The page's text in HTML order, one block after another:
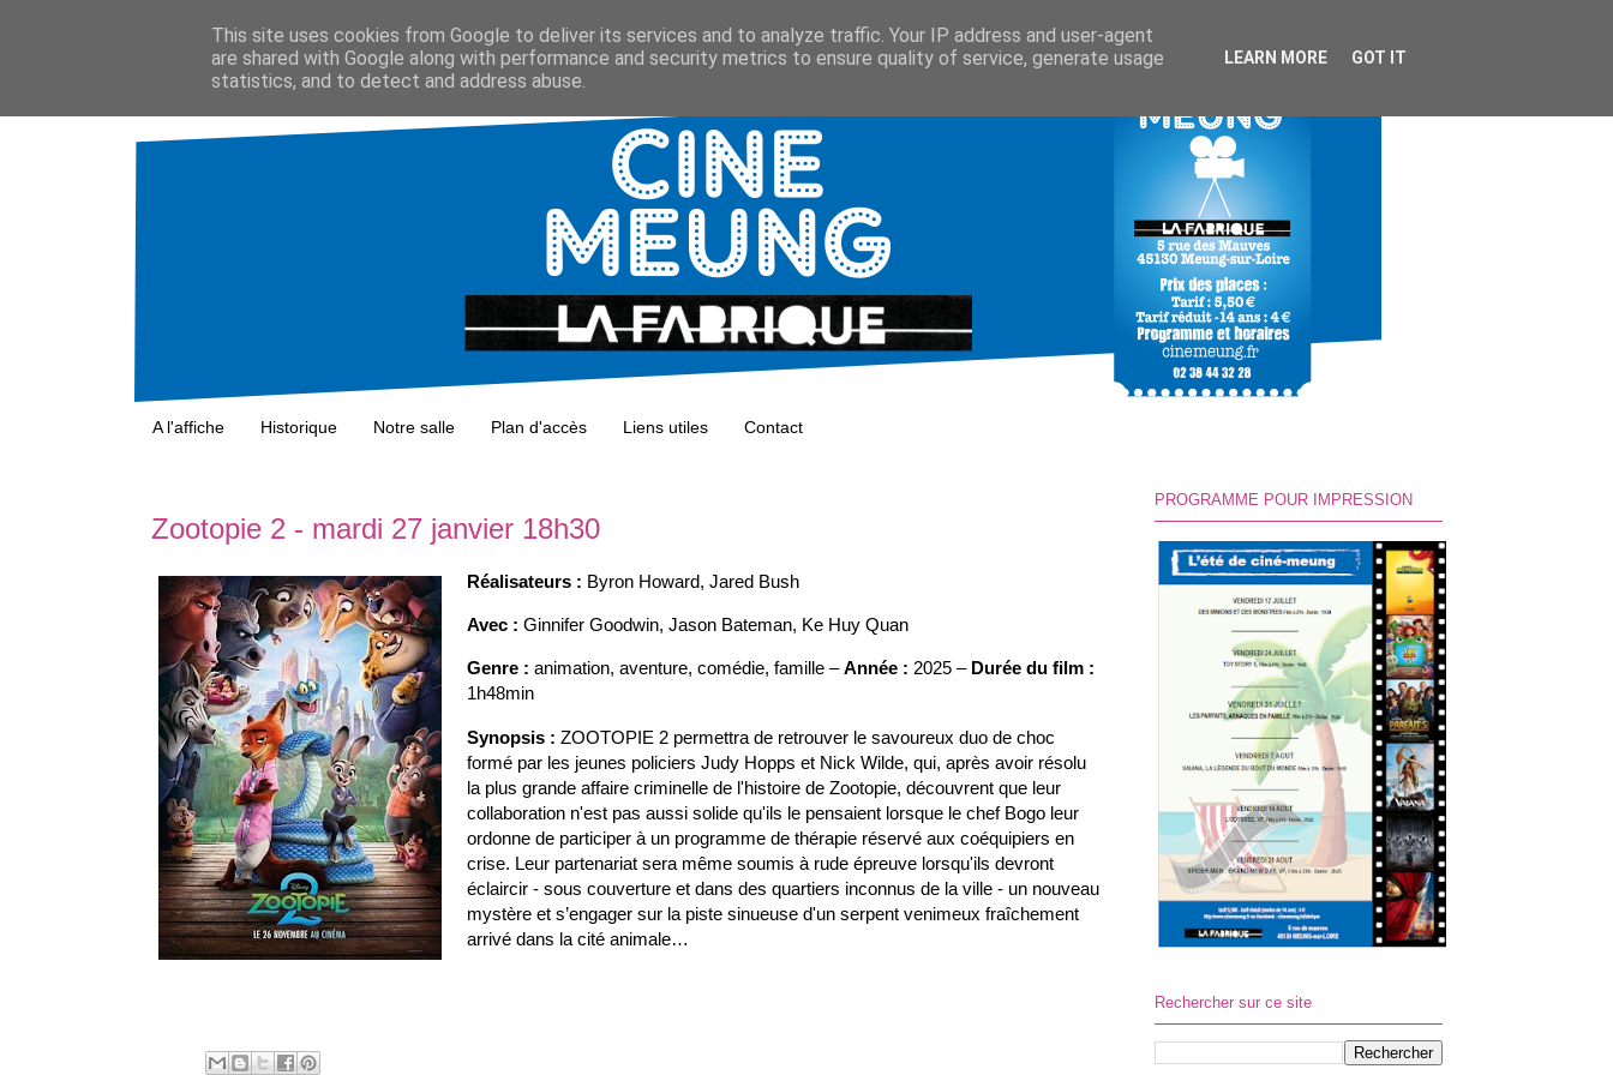
A l'affiche Historique Notre salle Plan d'accès Liens utiles Contact
Zootopie 2 - mardi 27 janvier 18h30
Réalisateurs : Byron Howard,Jared Bush
Avec : Ginnifer Goodwin,Jason Bateman, Ke Huy Quan
Genre : animation, aventure, comédie, famille –Année : 2025 – Durée du film :
1h48min
Synopsis : ZOOTOPIE 2 permettra de retrouver le savoureux duo de choc
formé par les jeunes policiers Judy Hopps et Nick Wilde, qui, après avoir résolu
la plus grande affaire criminelle de l'histoire de Zootopie, découvrent que leur
collaboration n'est pas aussi solide qu'ils le pensaient lorsque le chef Bogo leur
ordonne de participer à un programme de thérapie réservé aux coéquipiers en
crise. Leur partenariat sera même soumis à rude épreuve lorsqu'ils devront
éclaircir - sous couverture et dans des quartiers inconnus de la ville - un nouveau
mystère et s’engager sur la piste sinueuse d'un serpent venimeux fraîchement
arrivé dans la cité animale…
PROGRAMME POUR IMPRESSION
Rechercher sur ce site
This site uses cookies from Google to deliver its services and to analyze traffic. Your IP address and user-agent
are shared with Google along with performance and security metrics to ensure quality of service, generate usage
statistics, and to detect and address abuse.
LEARN MORE GOT IT